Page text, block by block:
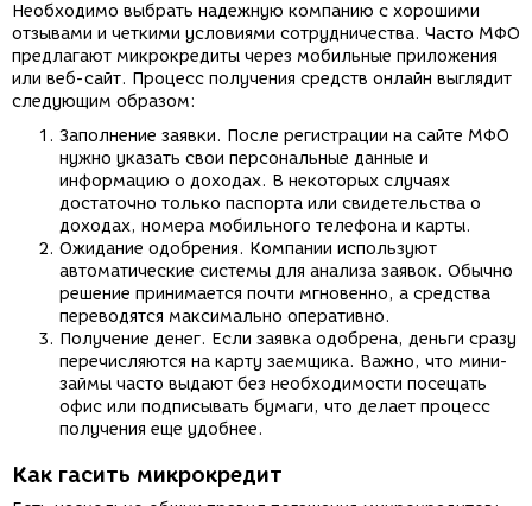
Необходимо выбрать надежную компанию с хорошими
отзывами и четкими условиями сотрудничества. Часто МФО
предлагают микрокредиты через мобильные приложения
или веб-сайт. Процесс получения средств онлайн выглядит
следующим образом:
Заполнение заявки. После регистрации на сайте МФО
нужно указать свои персональные данные и
информацию о доходах. В некоторых случаях
достаточно только паспорта или свидетельства о
доходах, номера мобильного телефона и карты.
Ожидание одобрения. Компании используют
автоматические системы для анализа заявок. Обычно
решение принимается почти мгновенно, а средства
переводятся максимально оперативно.
Получение денег. Если заявка одобрена, деньги сразу
перечисляются на карту заемщика. Важно, что мини-
займы часто выдают без необходимости посещать
офис или подписывать бумаги, что делает процесс
получения еще удобнее.
Как гасить микрокредит